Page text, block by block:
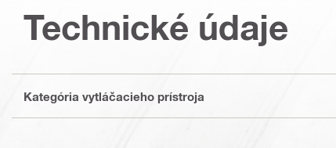
Technické údaje
Kategória vytláčacieho prístroja